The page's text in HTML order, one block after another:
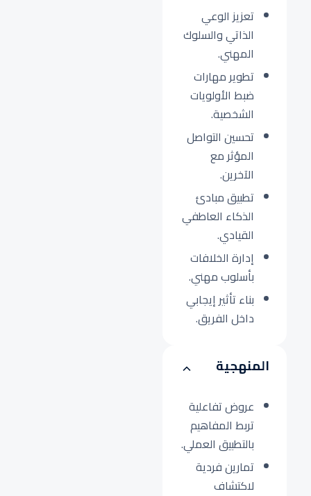
تعزيز الوعي
الذاتي والسلوك
المهني.
تطوير مهارات
ضبط الأولويات
الشخصية.
تحسين التواصل
المؤثر مع
الآخرين.
تطبيق مبادئ
الذكاء العاطفي
القيادي.
إدارة الخلافات
بأسلوب مهني.
بناء تأثير إيجابي
داخل الفريق.
المنهجية
عروض تفاعلية
تربط المفاهيم
بالتطبيق العملي.
تمارين فردية
لاكتشاف